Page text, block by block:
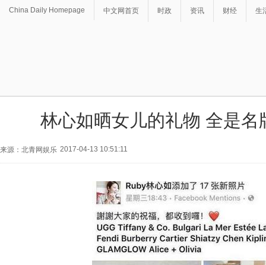
China Daily Homepage 中文网首页 时政 资讯 财经 生
林心如晒女儿的礼物 全是名
来源：北青网娱乐 2017-04-13 10:51:11